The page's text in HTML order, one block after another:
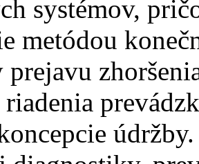
systémov,
metódou
riadenia